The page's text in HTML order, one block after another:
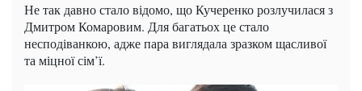
Не так давно стало відомо, що Кучеренко розлучилася з
Дмитром Комаровим. Для багатьох це стало
несподіванкою, адже пара виглядала зразком щасливої
та міцної сім’ї.